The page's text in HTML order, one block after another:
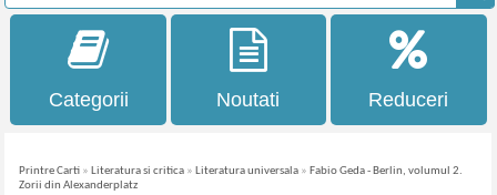
Categorii Noutati Reduceri
Printre Carti » Literatura si critica » Literatura universala » Fabio Geda - Berlin, volumul 2.
Zorii din Alexanderplatz